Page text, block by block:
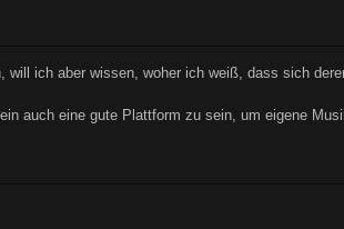
will ich aber wissen, woher ich weiß, dass sich
auch eine gute Plattform zu sein, um eigene